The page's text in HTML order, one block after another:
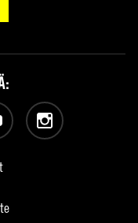
Instagram